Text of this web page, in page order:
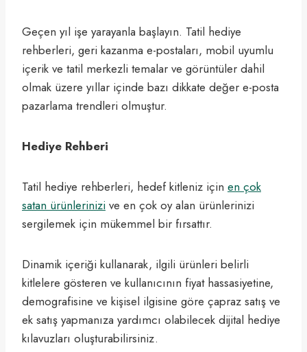
Geçen yıl işe yarayanla başlayın. Tatil hediye
rehberleri, geri kazanma e-postaları, mobil uyumlu
içerik ve tatil merkezli temalar ve görüntüler dahil
olmak üzere yıllar içinde bazı dikkate değer e-posta
pazarlama trendleri olmuştur.
Hediye Rehberi
Tatil hediye rehberleri, hedef kitleniz için en çok
satan ürünlerinizi ve en çok oy alan ürünlerinizi
sergilemek için mükemmel bir fırsattır.
Dinamik içeriği kullanarak, ilgili ürünleri belirli
kitlelere gösteren ve kullanıcının fiyat hassasiyetine,
demografisine ve kişisel ilgisine göre çapraz satış ve
ek satış yapmanıza yardımcı olabilecek dijital hediye
kılavuzları oluşturabilirsiniz.